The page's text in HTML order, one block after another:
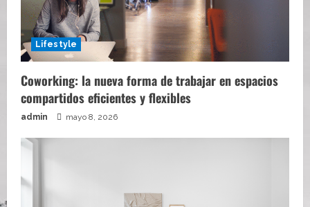
Lifestyle
Coworking: la nueva forma de trabajar en espacios
compartidos eficientes y flexibles
admin mayo 8, 2026